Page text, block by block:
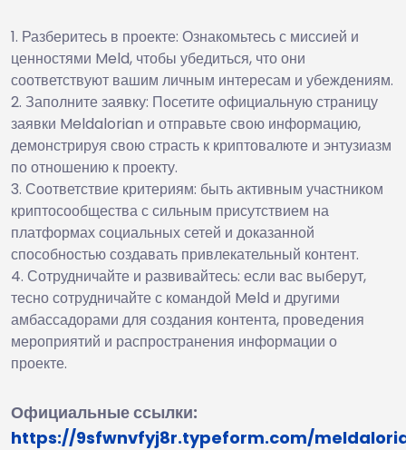
Разберитесь в проекте: Ознакомьтесь с миссией и
ценностями Meld, чтобы убедиться, что они
соответствуют вашим личным интересам и убеждениям.
Заполните заявку: Посетите официальную страницу
заявки Meldalorian и отправьте свою информацию,
демонстрируя свою страсть к криптовалюте и энтузиазм
по отношению к проекту.
Соответствие критериям: быть активным участником
криптосообщества с сильным присутствием на
платформах социальных сетей и доказанной
способностью создавать привлекательный контент.
Сотрудничайте и развивайтесь: если вас выберут,
тесно сотрудничайте с командой Meld и другими
амбассадорами для создания контента, проведения
мероприятий и распространения информации о
проекте.
Официальные ссылки:
https://9sfwnvfyj8r.typeform.com/